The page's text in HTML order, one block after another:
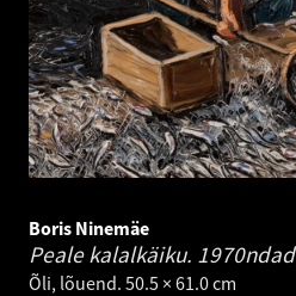
Boris Ninemäe
Peale kalalkäiku. 1970ndad
Õli, lõuend. 50.5 × 61.0 cm